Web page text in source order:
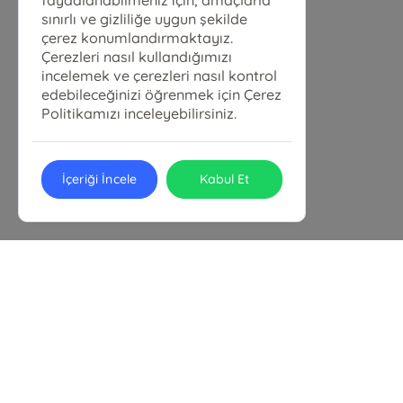
sınırlı ve gizliliğe uygun şekilde
çerez konumlandırmaktayız.
Çerezleri nasıl kullandığımızı
incelemek ve çerezleri nasıl kontrol
edebileceğinizi öğrenmek için Çerez
Politikamızı inceleyebilirsiniz.
İçeriği İncele Kabul Et